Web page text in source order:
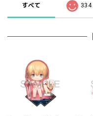
すべて 334